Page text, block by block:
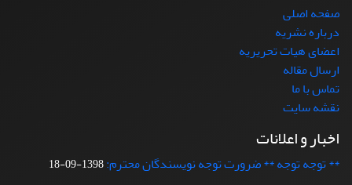
صفحه اصلی
درباره نشریه
اعضای هیات تحریریه
ارسال مقاله
تماس با ما
نقشه سایت
اخبار و اعلانات
** توجه توجه ** ضرورت توجه نویسندگان محترم:1398-09-18